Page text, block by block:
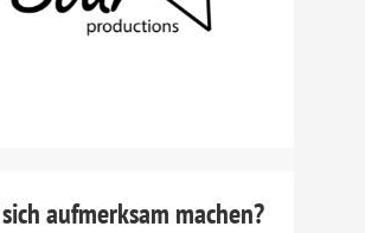
aufmerksam machen?